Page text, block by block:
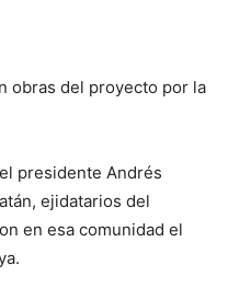
obras del proyecto por la
presidente Andrés
ejidatarios del
en esa comunidad el